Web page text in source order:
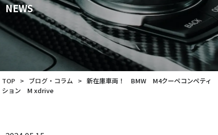
NEWS
TOP > ブログ・コラム > 新在庫車両！ BMW M4クーペコンペティ
ション M xdrive